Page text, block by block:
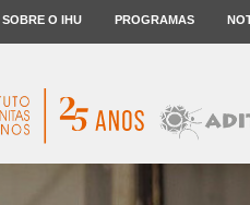
SOBRE O IHU PROGRAMAS